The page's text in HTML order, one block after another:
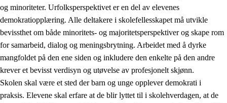
og minoriteter. Urfolksperspektivet er en del av elevenes
demokratiopplæring. Alle deltakere i skolefellesskapet må utvikle
bevissthet om både minoritets- og majoritetsperspektiver og skape rom
for samarbeid, dialog og meningsbrytning. Arbeidet med å dyrke
mangfoldet på den ene siden og inkludere den enkelte på den andre
krever et bevisst verdisyn og utøvelse av profesjonelt skjønn.
Skolen skal være et sted der barn og unge opplever demokrati i
praksis. Elevene skal erfare at de blir lyttet til i skolehverdagen, at de